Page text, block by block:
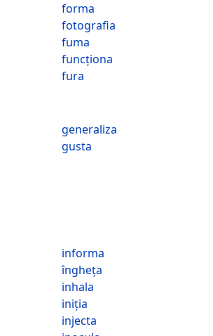
forma
fotografia
fuma
funcționa
fura
generaliza
gusta
informa
îngheța
inhala
iniția
injecta